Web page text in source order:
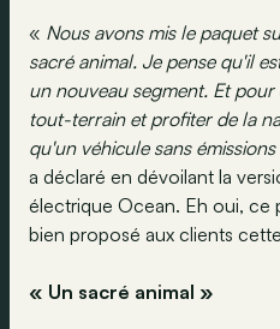
« Nous avons mis le paquet
sacré animal. Je pense qu'il
un nouveau segment. Et
tout-terrain et profiter de la
qu'un véhicule sans émissions
a déclaré en dévoilant la
électrique Ocean. Eh oui, ce
bien proposé aux clients
« Un sacré animal »